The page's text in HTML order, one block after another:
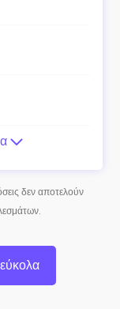
δεν αποτελούν